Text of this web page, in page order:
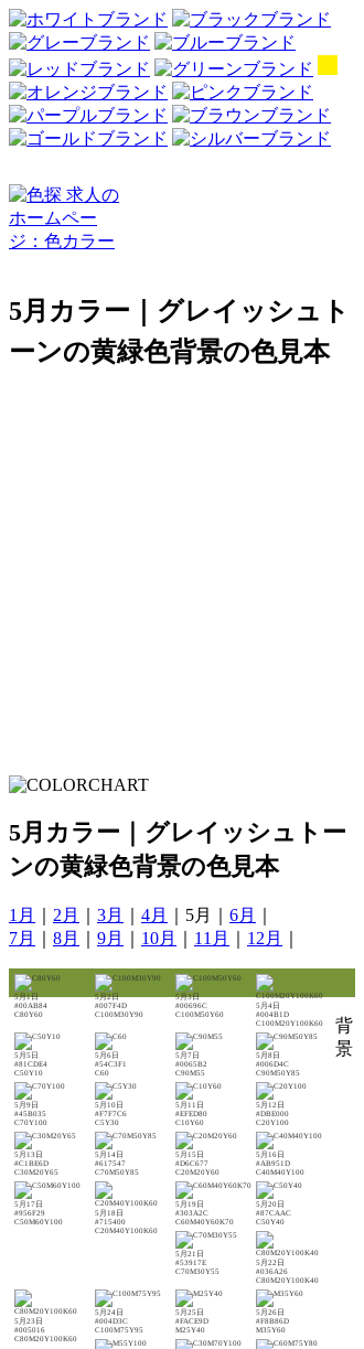
5月カラー｜グレイッシュト
ーンの黄緑色背景の色見本
5月カラー｜グレイッシュトー
ンの黄緑色背景の色見本
1月 2月 3月 4月 ｜5月｜ 6月
7月
8月 9月 10月 11月 12月
5月1日
#00AB84
C80Y60
5月2日
#007F4D
C100M30Y90
5月3日
#00696C
C100M50Y60
5月4日
#004B1D
C100M20Y100K60
5月5日
#81CDE4
C50Y10
5月6日
#54C3F1
C60
5月7日
#0065B2
C90M55
5月8日
#006D4C
C90M50Y85
5月9日
#45B035
C70Y100
5月10日
#F7F7C6
C5Y30
5月11日
#EFED80
C10Y60
5月12日
#DBE000
C20Y100
5月13日
#C1BE6D
C30M20Y65
5月14日
#617547
C70M50Y85
5月15日
#D6C677
C20M20Y60
5月16日
#AB951D
C40M40Y100
5月17日
#956F29
C50M60Y100
5月18日
#715400
C20M40Y100K60
5月19日
#303A2C
C60M40Y60K70
5月20日
#87CAAC
C50Y40
5月21日
#53917E
C70M30Y55
5月22日
#036A26
C80M20Y100K40
5月23日
#005016
C80M20Y100K60
5月24日
#004D3C
C100M75Y95
5月25日
#FACE9D
M25Y40
5月26日
#F8B86D
M35Y60
背
景